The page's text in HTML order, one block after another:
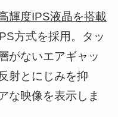
輝度IPS液晶を搭載
方式を採用。タッ
がないエアギャッ
射とにじみを抑
な映像を表示しま